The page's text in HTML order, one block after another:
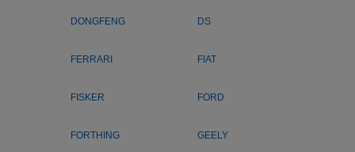
DONGFENG DS
FERRARI FIAT
FISKER FORD
FORTHING GEELY